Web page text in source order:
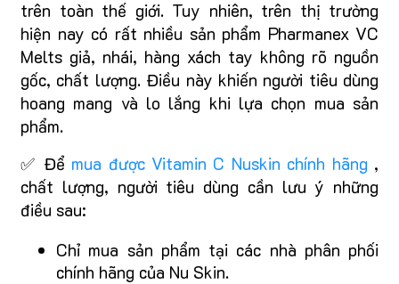
trên toàn thế giới. Tuy nhiên, trên thị trường
hiện nay có rất nhiều sản phẩm Pharmanex VC
Melts giả, nhái, hàng xách tay không rõ nguồn
gốc, chất lượng. Điều này khiến người tiêu dùng
hoang mang và lo lắng khi lựa chọn mua sản
phẩm.
✅ Để mua được Vitamin C Nuskin chính hãng ,
chất lượng, người tiêu dùng cần lưu ý những
điều sau:
Chỉ mua sản phẩm tại các nhà phân phối
chính hãng của Nu Skin.